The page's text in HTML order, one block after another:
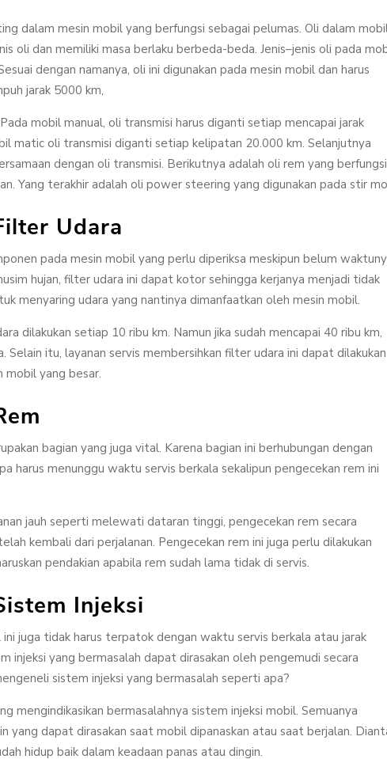
dalam mesin mobil yang berfungsi sebagai pelumas. Oli dalam
oli dan memiliki masa berlaku berbeda-beda. Jenis–jenis oli pada
dengan namanya, oli ini digunakan pada mesin mobil dan harus
jarak 5000 km,
mobil manual, oli transmisi harus diganti setiap mencapai jarak
matic oli transmisi diganti setiap kelipatan 20.000 km. Selanjutnya
dengan oli transmisi. Berikutnya adalah oli rem yang berfungsi
Yang terakhir adalah oli power steering yang digunakan pada stir
Udara
pada mesin mobil yang perlu diperiksa meskipun belum
hujan, filter udara ini dapat kotor sehingga kerjanya menjadi tidak
menyaring udara yang nantinya dimanfaatkan oleh mesin mobil.
dilakukan setiap 10 ribu km. Namun jika sudah mencapai 40 ribu km,
Selain itu, layanan servis membersihkan filter udara ini dapat dilakukan
mobil yang besar.
bagian yang juga vital. Karena bagian ini berhubungan dengan
harus menunggu waktu servis berkala sekalipun pengecekan rem ini
jauh seperti melewati dataran tinggi, pengecekan rem secara
kembali dari perjalanan. Pengecekan rem ini juga perlu dilakukan
pendakian apabila rem sudah lama tidak di servis.
Injeksi
juga tidak harus terpatok dengan waktu servis berkala atau jarak
injeksi yang bermasalah dapat dirasakan oleh pengemudi secara
sistem injeksi yang bermasalah seperti apa?
mengindikasikan bermasalahnya sistem injeksi mobil. Semuanya
yang dapat dirasakan saat mobil dipanaskan atau saat berjalan.
hidup baik dalam keadaan panas atau dingin.